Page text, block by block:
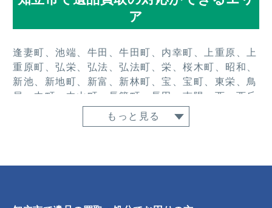
ア
逢妻町、池端、牛田、牛田町、内幸町、上重原、上
重原町、弘栄、弘法、弘法町、栄、桜木町、昭和、
新池、新地町、新富、新林町、宝、宝町、東栄、鳥
居、中町、中山町、長篠町、長田、南陽、西、西丘
町、西中町、西町、東上重原、東長篠、広見、堀
切、本町、南新地、谷田町、谷田町本林、谷田町
もっと見る